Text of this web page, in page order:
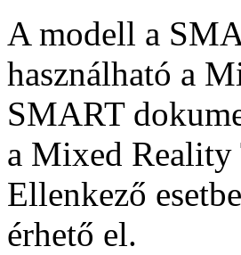
A modell a
használható a
SMART
a Mixed Reality
Ellenkező
érhető el.